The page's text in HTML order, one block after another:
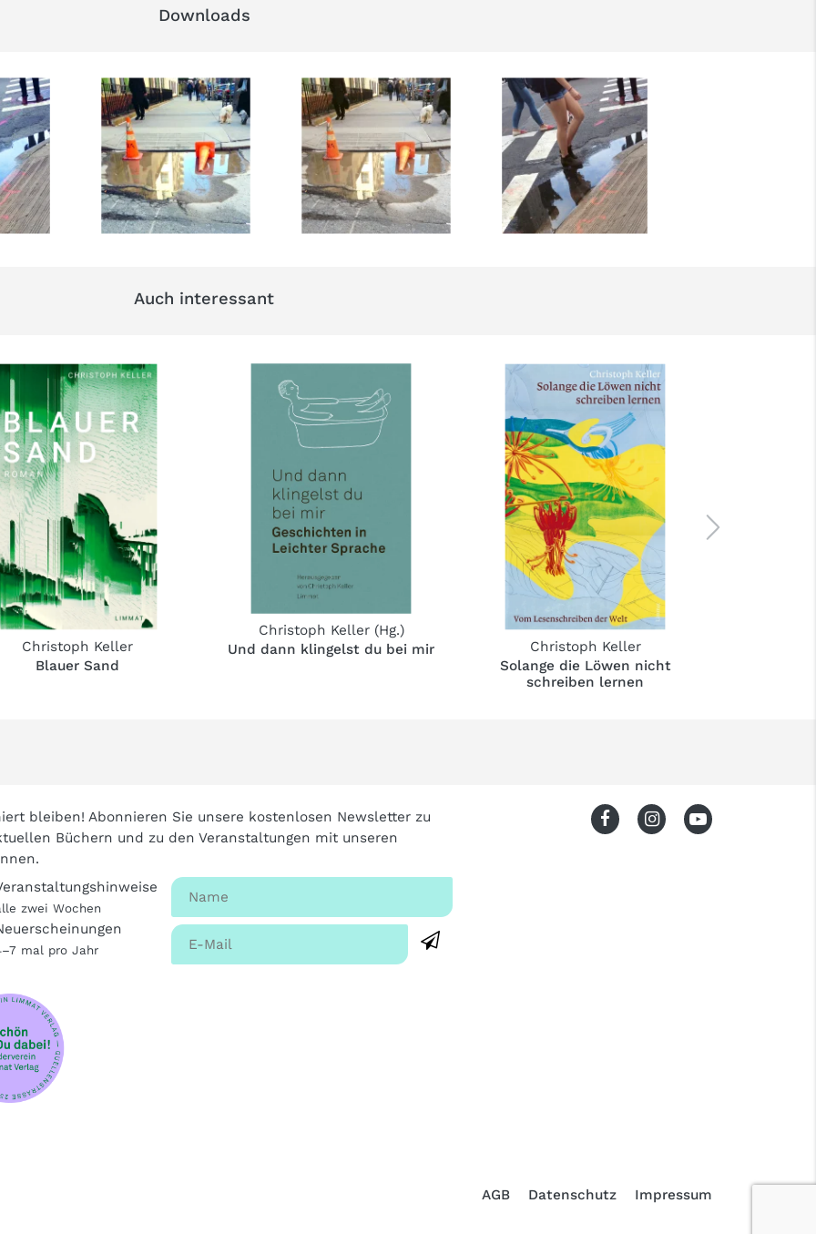
Downloads
Auch interessant
Christoph Keller
Blauer Sand
Christoph Keller(Hg.)
Und dann klingelst du bei mir
Christoph Keller
Solange die Löwen nicht
schreiben lernen
bleiben! Abonnieren Sie unsere kostenlosen Newsletter zu
Büchern und zu den Veranstaltungen mit unseren
zwei Wochen
mal pro Jahr
AGB Datenschutz Impressum